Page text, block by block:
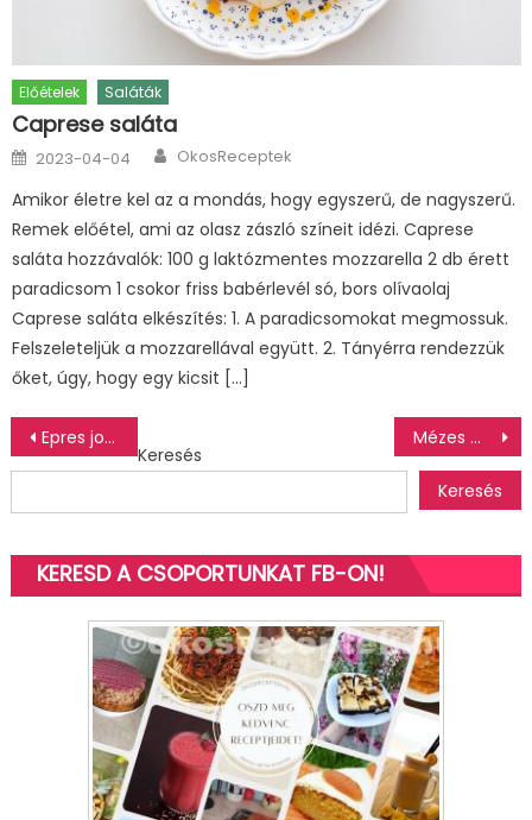
Előételek Saláták
Caprese saláta
Posted
on
2023-04-04 Author
OkosReceptek
Amikor életre kel az a mondás, hogy egyszerű, de nagyszerű.
Remek előétel, ami az olasz zászló színeit idézi. Caprese
saláta hozzávalók: 100 g laktózmentes mozzarella 2 db érett
paradicsom 1 csokor friss babérlevél só, bors olívaolaj
Caprese saláta elkészítés: 1. A paradicsomokat megmossuk.
Felszeleteljük a mozzarellával együtt. 2. Tányérra rendezzük
őket, úgy, hogy egy kicsit […]
Bejegyzés
navigáció
Epres joghurtbomba, avagy epres joghurtos házi jégkrém Mézes mustáros szósz
Keresés
Keresés
KERESD A CSOPORTUNKAT FB-ON!